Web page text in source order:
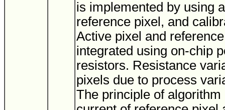
is implemented by using
reference pixel, and
Active pixel and
integrated using on-chip
resistors. Resistance
pixels due to process
The principle of